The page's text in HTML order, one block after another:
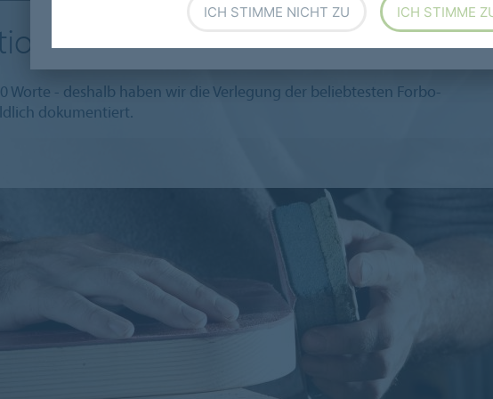
auf einen Blick
Worte - deshalb haben wir die Verlegung der beliebtesten Forbo-
dokumentiert.
ICH STIMME NICHT ZU ICH STIMME